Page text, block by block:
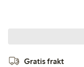
Gratis frakt